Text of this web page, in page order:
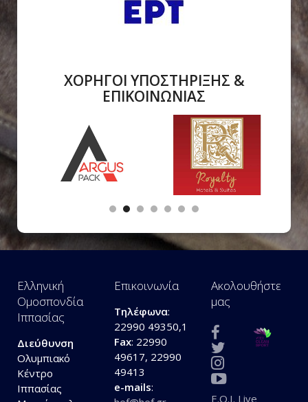
ΧΟΡΗΓΟΙ ΥΠΟΣΤΗΡΙΞΗΣ &
ΕΠΙΚΟΙΝΩΝΙΑΣ
Ελληνική
Ομοσπονδία
Ιππασίας
Διεύθυνση
Ολυμπιακό
Κέντρο
Ιππασίας
Επικοινωνία
Τηλέφωνα:
22990 49350,1
Fax: 22990
49617, 22990
49413
e-mails:
Ακολουθήστε
μας
E.O.I. Live